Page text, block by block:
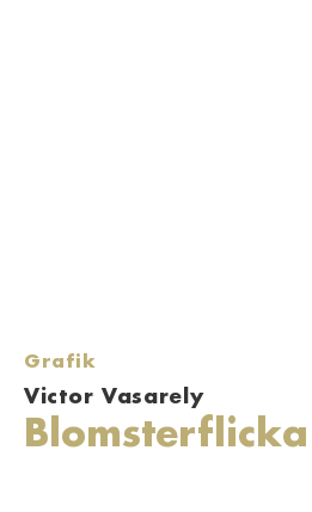
Grafik
Victor Vasarely
Blomsterflicka